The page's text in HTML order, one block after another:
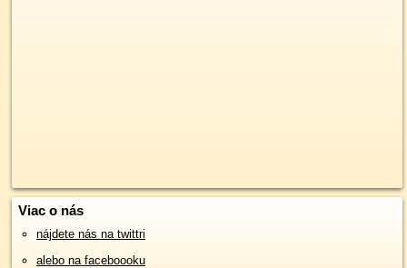
Viac o nás
nájdete nás na twittri
alebo na faceboooku